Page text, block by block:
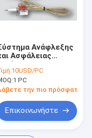
Ανάφλεξης
Ασφάλειας
10USD/PC
1 PC
την πιο πρόσφατη
Επικοινωνήστε